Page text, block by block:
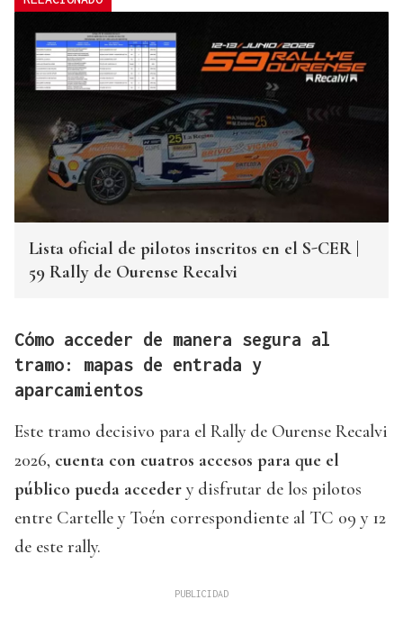
Lista oficial de pilotos inscritos en el S-CER |
59 Rally de Ourense Recalvi
Cómo acceder de manera segura al
tramo: mapas de entrada y
aparcamientos
Este tramo decisivo para el Rally de Ourense Recalvi
2026, cuenta con cuatros accesos para que el
público pueda acceder y disfrutar de los pilotos
entre Cartelle y Toén correspondiente al TC 09 y 12
de este rally.